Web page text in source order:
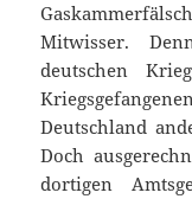
Mitwisser.
deutschen
Deutschland
Doch
dortigen